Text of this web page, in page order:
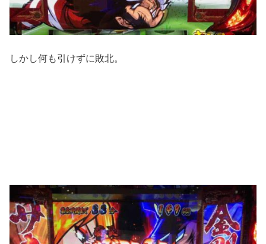
しかし何も引けずに敗北。